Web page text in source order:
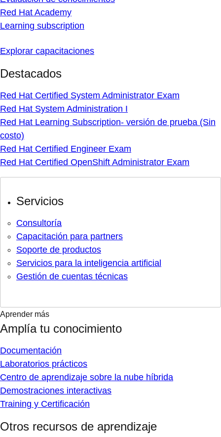
Red Hat Academy
Learning subscription
Explorar capacitaciones
Destacados
Red Hat Certified System Administrator Exam
Red Hat System Administration I
Red Hat Learning Subscription- versión de prueba (Sin
costo)
Red Hat Certified Engineer Exam
Red Hat Certified OpenShift Administrator Exam
Servicios
Consultoría
Capacitación para partners
Soporte de productos
Servicios para la inteligencia artificial
Gestión de cuentas técnicas
Aprender más
Amplía tu conocimiento
Documentación
Laboratorios prácticos
Centro de aprendizaje sobre la nube híbrida
Demostraciones interactivas
Training y Certificación
Otros recursos de aprendizaje